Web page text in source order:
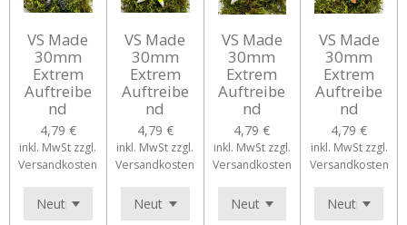
VS Made
30mm
Extrem
Auftreibe
nd
4,79 €
inkl. MwSt zzgl.
Versandkosten
VS Made
30mm
Extrem
Auftreibe
nd
4,79 €
inkl. MwSt zzgl.
Versandkosten
VS Made
30mm
Extrem
Auftreibe
nd
4,79 €
inkl. MwSt zzgl.
Versandkosten
VS Made
30mm
Extrem
Auftreibe
nd
4,79 €
inkl. MwSt zzgl.
Versandkosten